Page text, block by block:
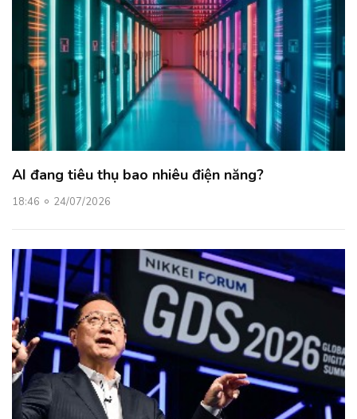
AI đang tiêu thụ bao nhiêu điện năng?
18:46 24/07/2026